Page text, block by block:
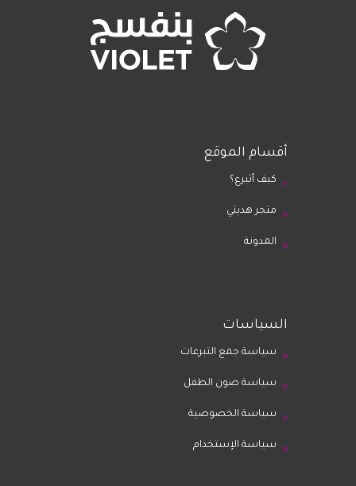
أقسام الموقع
كيف أتبرع؟
متجر هديتي
المدونة
السياسات
سياسة جمع التبرعات
سياسة صون الطفل
سياسة الخصوصية
سياسة الإستخدام